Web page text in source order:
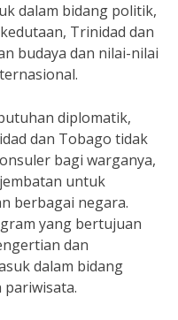
dalam bidang politik,
Trinidad dan
budaya dan nilai-nilai
diplomatik,
dan Tobago tidak
bagi warganya,
untuk
berbagai negara.
yang bertujuan
dan
dalam bidang
pariwisata.